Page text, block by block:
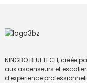
NINGBO BLUETECH,
aux ascenseurs et
d'expérience